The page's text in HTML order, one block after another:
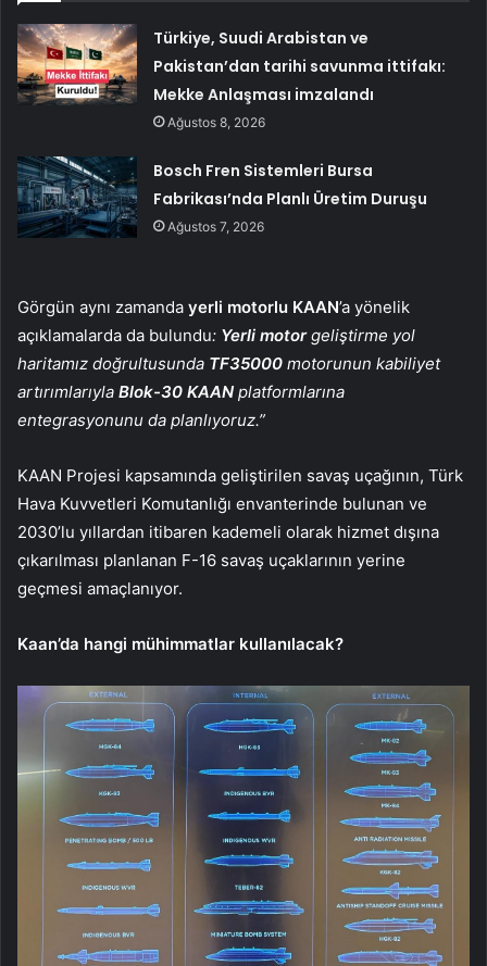
Türkiye, Suudi Arabistan ve
Pakistan’dan tarihi savunma ittifakı:
Mekke Anlaşması imzalandı
Ağustos 8, 2026
Bosch Fren Sistemleri Bursa
Fabrikası’nda Planlı Üretim Duruşu
Ağustos 7, 2026
Görgün aynı zamanda yerli motorlu KAAN’a yönelik
açıklamalarda da bulundu: Yerli motorgeliştirme yol
haritamız doğrultusunda TF35000 motorunun kabiliyet
artırımlarıyla Blok-30 KAAN platformlarına
entegrasyonunu da planlıyoruz.”
KAAN Projesi kapsamında geliştirilen savaş uçağının, Türk
Hava Kuvvetleri Komutanlığı envanterinde bulunan ve
2030’lu yıllardan itibaren kademeli olarak hizmet dışına
çıkarılması planlanan F-16 savaş uçaklarının yerine
geçmesi amaçlanıyor.
Kaan’da hangi mühimmatlar kullanılacak?